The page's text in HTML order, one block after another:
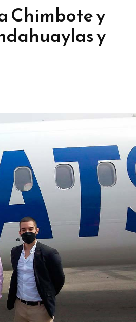
Chimbote y
y